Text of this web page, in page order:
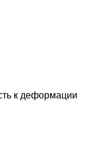
к деформации